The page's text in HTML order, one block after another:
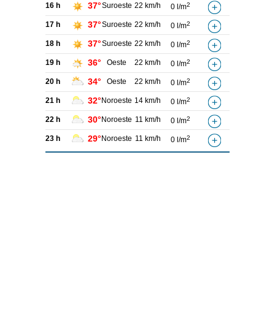
16 h 37°Suroeste 22 km/h 0 l/m2
17 h 37°Suroeste 22 km/h 0 l/m2
18 h 37°Suroeste 22 km/h 0 l/m2
19 h 36° Oeste 22 km/h 0 l/m2
20 h 34° Oeste 22 km/h 0 l/m2
21 h 32° Noroeste 14 km/h 0 l/m2
22 h 30° Noroeste 11 km/h 0 l/m2
23 h 29° Noroeste 11 km/h 0 l/m2